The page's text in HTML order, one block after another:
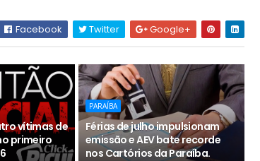
Facebook Twitter Google+
vítimas de
primeiro
PARAÍBA
Férias de julho impulsionam
emissão e AEV bate recorde
nos Cartórios da Paraíba.